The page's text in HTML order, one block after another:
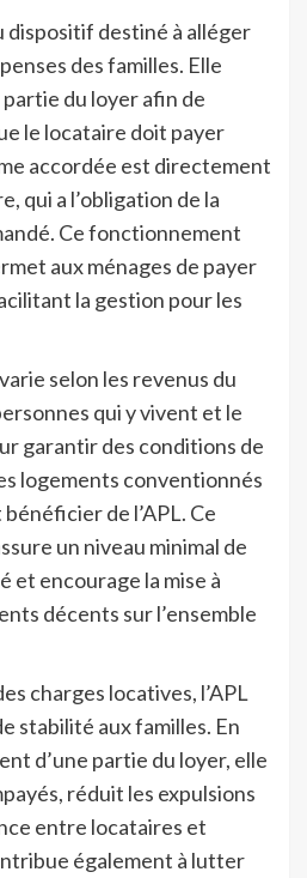
dispositif destiné à alléger
des familles. Elle
du loyer afin de
le locataire doit payer
accordée est directement
qui a l’obligation de la
Ce fonctionnement
aux ménages de payer
la gestion pour les
selon les revenus du
qui y vivent et le
garantir des conditions de
logements conventionnés
de l’APL. Ce
un niveau minimal de
et encourage la mise à
décents sur l’ensemble
charges locatives, l’APL
stabilité aux familles. En
d’une partie du loyer, elle
réduit les expulsions
entre locataires et
également à lutter